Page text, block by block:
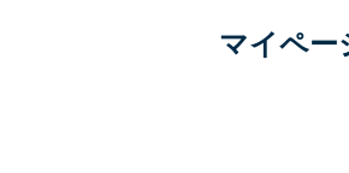
マイペー